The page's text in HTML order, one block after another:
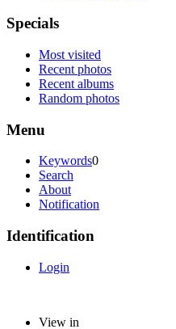
Specials
Most visited
Recent photos
Recent albums
Random photos
Menu
Keywords0
Search
About
Notification
Identification
Login
View in